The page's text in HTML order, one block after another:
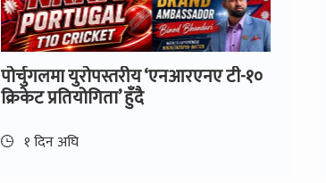
पोर्चुगलमा युरोपस्तरीय ‘एनआरएनए टी-१०
क्रिकेट प्रतियोगिता’ हुँदै
१ दिन अघि